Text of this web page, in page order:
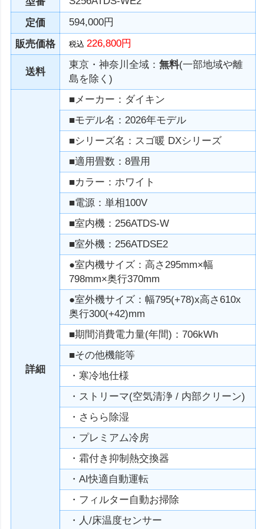
定価
594,000円
販売価格
税込226,800円
送料
東京・神奈川全域：無料(一部地域や離
島を除く)
詳細
■メーカー：ダイキン
■モデル名：2026年モデル
■シリーズ名：スゴ暖 DXシリーズ
■適用畳数：8畳用
■カラー：ホワイト
■電源：単相100V
■室内機：256ATDS-W
■室外機：256ATDSE2
●室内機サイズ：高さ295mm×幅
798mm×奥行370mm
●室外機サイズ：幅795(+78)x高さ610x
奥行300(+42)mm
■期間消費電力量(年間)：706kWh
■その他機能等
・寒冷地仕様
・ストリーマ(空気清浄 / 内部クリーン)
・さらら除湿
・プレミアム冷房
・霜付き抑制熱交換器
・AI快適自動運転
・フィルター自動お掃除
・人/床温度センサー